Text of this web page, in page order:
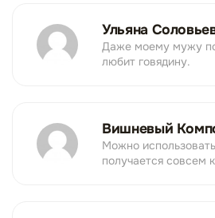
Ульяна
Даже моему мужу
любит говядину.
Вишневый
Можно
получается совсем